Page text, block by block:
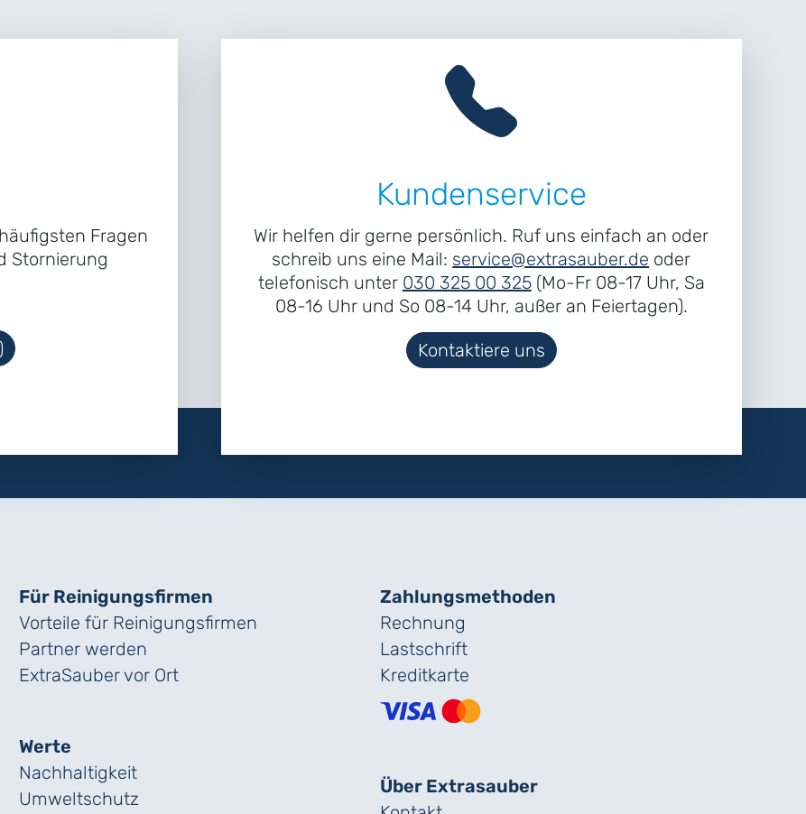
Fragen
Stornierung
Kundenservice
Wir helfen dir gerne persönlich. Ruf uns einfach an oder
schreib uns eine Mail: service@extrasauber.de oder
telefonisch unter 030 325 00 325(Mo-Fr 08-17 Uhr, Sa
08-16 Uhr und So 08-14 Uhr, außer an Feiertagen).
Kontaktiere uns
Für Reinigungs­firmen
Vorteile für Reinigungs­firmen
Partner werden
ExtraSauber vor Ort
Werte
Nachhaltigkeit
Umweltschutz
Zahlungs­methoden
Rechnung
Lastschrift
Kreditkarte
Über Extrasauber